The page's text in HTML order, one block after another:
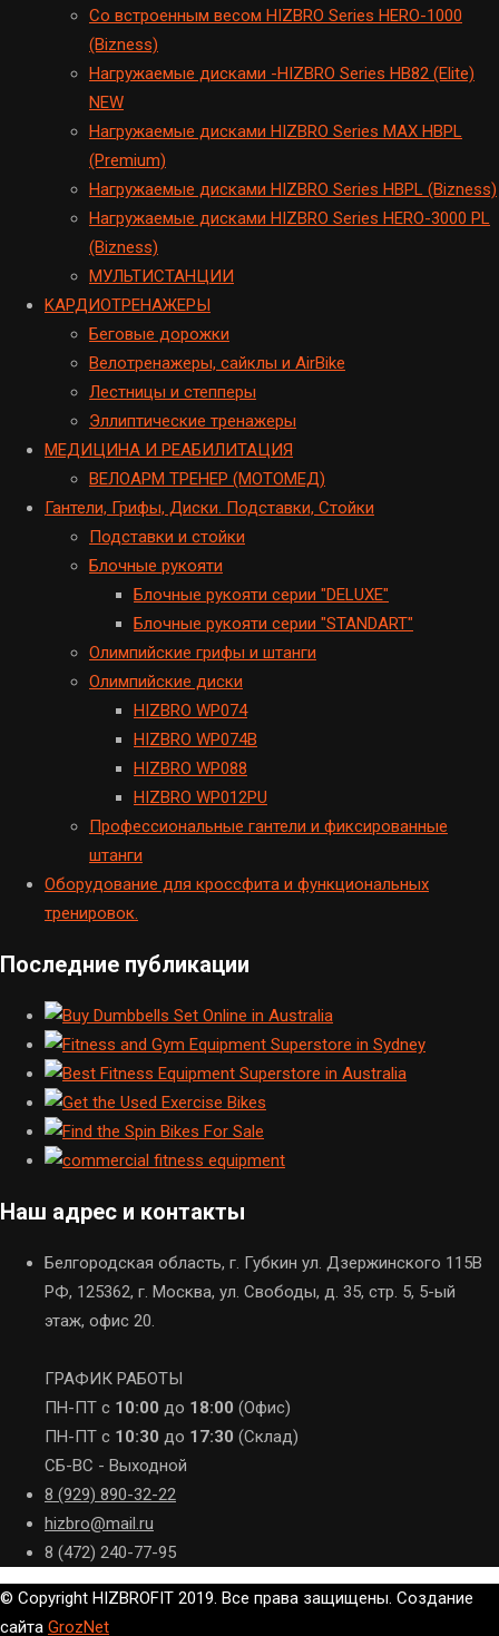
Cо встроенным весом HIZBRO Series HERO-1000
(Bizness)
Hагружаемые дисками -HIZBRO Series HB82 (Elite)
NEW
Нагружаемые дисками HIZBRO Series MAX HBPL
(Premium)
Hагружаемые дисками HIZBRO Series HBPL (Bizness)
Hагружаемые дисками HIZBRO Series HERO-3000 PL
(Bizness)
МУЛЬТИСТАНЦИИ
KАРДИОТРЕНАЖЕРЫ
Беговые дорожки
Велотренажеры, сайклы и AirBike
Лестницы и степперы
Эллиптические тренажеры
МЕДИЦИНА И РЕАБИЛИТАЦИЯ
ВЕЛОАРМ ТРЕНЕР (МОТОМЕД)
Гантели, Грифы, Диски. Подставки, Стойки
Подставки и стойки
Блочные рукояти
Блочные рукояти серии "DELUXE"
Блочные рукояти серии "STANDART"
Олимпийские грифы и штанги
Олимпийские диски
HIZBRO WP074
HIZBRO WP074B
HIZBRO WP088
HIZBRO WP012PU
Профессиональные гантели и фиксированные
штанги
Оборудование для кроссфита и функциональных
тренировок.
Последние публикации
Наш адрес и контакты
Белгородская область, г. Губкин ул. Дзержинского 115В
РФ, 125362, г. Москва, ул. Свободы, д. 35, стр. 5, 5-ый
этаж, офис 20.
ГРАФИК РАБОТЫ
ПН-ПТ с 10:00 до 18:00 (Офис)
ПН-ПТ с 10:30 до 17:30 (Склад)
СБ-ВС - Выходной
8 (929) 890-32-22
hizbro@mail.ru
8 (472) 240-77-95
© Copyright HIZBROFIT 2019. Все права защищены. Создание
сайта GrozNet